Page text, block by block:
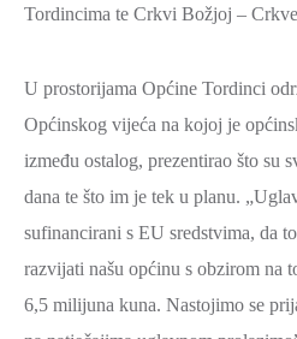
Tordincima te Crkvi Božjoj –
U prostorijama Općine Tordinci
Općinskog vijeća na kojoj je
između ostalog, prezentirao što su
dana te što im je tek u planu.
sufinancirani s EU sredstvima, da
razvijati našu općinu s obzirom na
6,5 milijuna kuna. Nastojimo se